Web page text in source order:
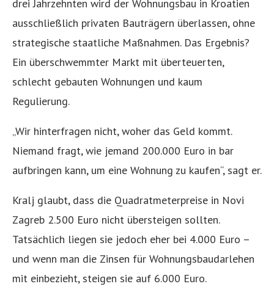
drei Jahrzehnten wird der Wohnungsbau in Kroatien
ausschließlich privaten Bauträgern überlassen, ohne
strategische staatliche Maßnahmen. Das Ergebnis?
Ein überschwemmter Markt mit überteuerten,
schlecht gebauten Wohnungen und kaum
Regulierung.
„Wir hinterfragen nicht, woher das Geld kommt.
Niemand fragt, wie jemand 200.000 Euro in bar
aufbringen kann, um eine Wohnung zu kaufen“, sagt er.
Kralj glaubt, dass die Quadratmeterpreise in Novi
Zagreb 2.500 Euro nicht übersteigen sollten.
Tatsächlich liegen sie jedoch eher bei 4.000 Euro –
und wenn man die Zinsen für Wohnungsbaudarlehen
mit einbezieht, steigen sie auf 6.000 Euro.